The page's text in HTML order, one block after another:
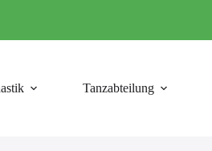
Tanzabteilung